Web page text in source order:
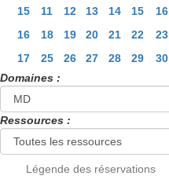
15
11 12 13 14 15 16
16
18 19 20 21 22 23
17
25 26 27 28 29
30
Domaines :
Ressources :
Légende des réservations